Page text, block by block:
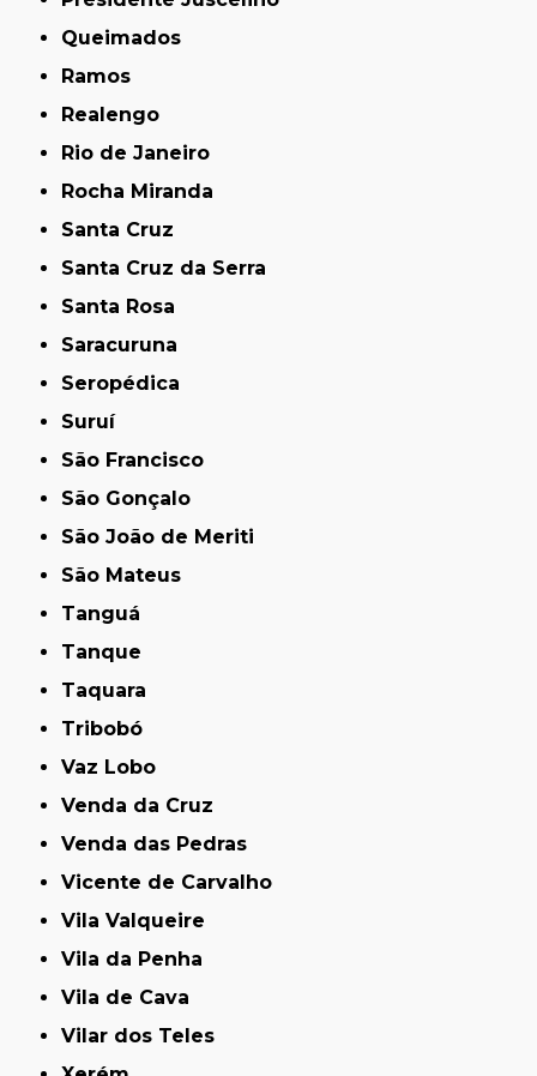
Queimados
Ramos
Realengo
Rio de Janeiro
Rocha Miranda
Santa Cruz
Santa Cruz da Serra
Santa Rosa
Saracuruna
Seropédica
Suruí
São Francisco
São Gonçalo
São João de Meriti
São Mateus
Tanguá
Tanque
Taquara
Tribobó
Vaz Lobo
Venda da Cruz
Venda das Pedras
Vicente de Carvalho
Vila Valqueire
Vila da Penha
Vila de Cava
Vilar dos Teles